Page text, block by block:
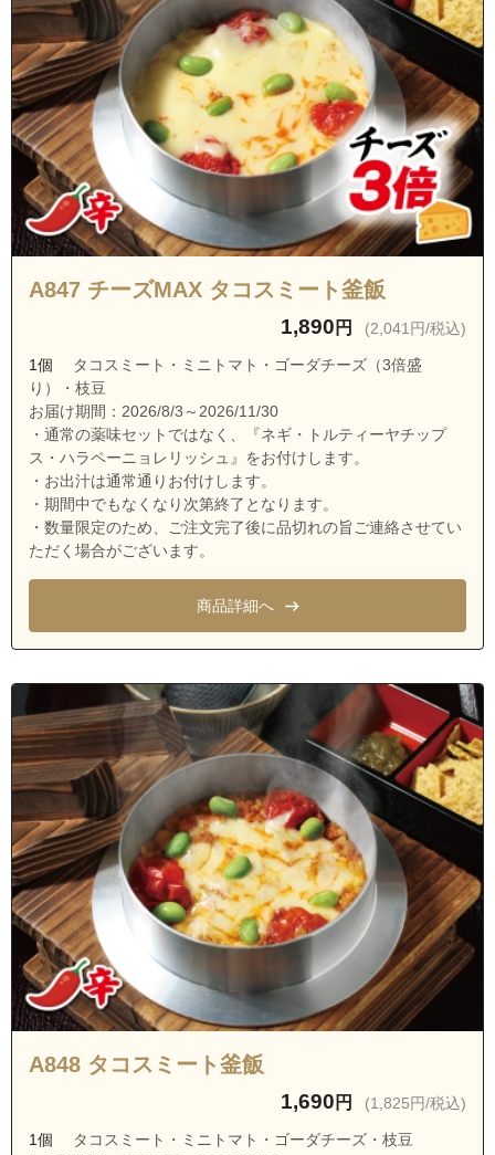
茨城県牛久市田宮３丁目
茨城県牛久市島田町
茨城県牛久市正直町
茨城県牛久市小坂町
茨城県牛久市福田町
茨城県牛久市久野町
茨城県取手市双葉１丁目
茨城県取手市双葉３丁目
茨城県取手市大曲
茨城県取手市萱場
茨城県取手市下萱場
茨城県取手市上萱場
茨城県取手市宮和田
茨城県取手市平野
茨城県取手市高須
茨城県取手市大留
茨城県取手市桜が丘１丁目
茨城県取手市桜が丘２丁目
茨城県取手市桜が丘３丁目
茨城県取手市桜が丘４丁目
茨城県土浦市荒川本郷
茨城県龍ケ崎市久保台１丁目
茨城県龍ケ崎市久保台２丁目
茨城県龍ケ崎市久保台３丁目
A847 チーズMAX タコスミート釜飯
1,890 円 (2,041円/税込)
1個
タコスミート・ミニトマト・ゴーダチーズ（3倍盛
り）・枝豆
お届け期間：2026/8/3～2026/11/30
・通常の薬味セットではなく、『ネギ・トルティーヤチップ
ス・ハラペーニョレリッシュ』をお付けします。
・お出汁は通常通りお付けします。
・期間中でもなくなり次第終了となります。
・数量限定のため、ご注文完了後に品切れの旨ご連絡させてい
ただく場合がございます。
商品詳細へ
A848 タコスミート釜飯
1,690 円 (1,825円/税込)
1個
タコスミート・ミニトマト・ゴーダチーズ・枝豆